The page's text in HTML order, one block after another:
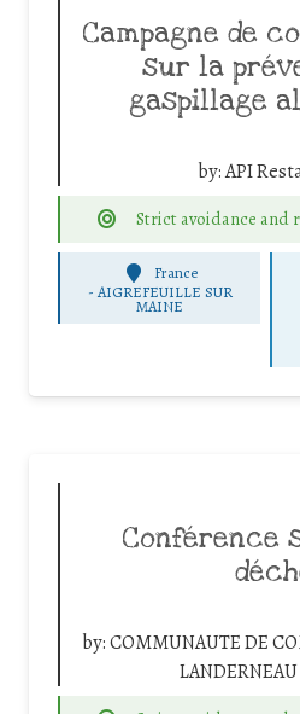
Campagne de
sur la
gaspillage
by:API
Strict avoidance and
France
- AIGREFEUILLE SUR
MAINE
Conférence
by:COMMUNAUTE DE